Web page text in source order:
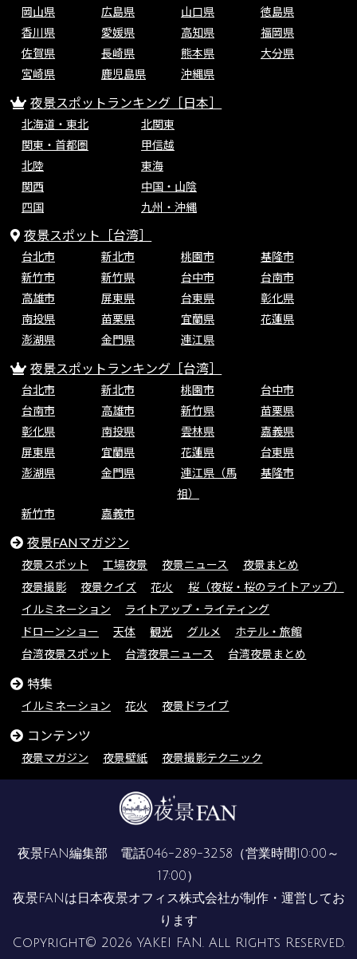
岡山県
広島県 山口県
徳島県
香川県
愛媛県 高知県
福岡県
佐賀県
長崎県 熊本県
大分県
宮崎県
鹿児島県 沖縄県
夜景スポットランキング［日本］
北海道・東北
北関東
関東・首都圏
甲信越
北陸
東海
関西
中国・山陰
四国
九州・沖縄
夜景スポット［台湾］
台北市 新北市 桃園市
基隆市
新竹市
新竹県 台中市
台南市
高雄市
屏東県 台東県
彰化県
南投県
苗栗県 宜蘭県
花蓮県
澎湖県
金門県 連江県
夜景スポットランキング［台湾］
台北市 新北市 桃園市
台中市
台南市
高雄市 新竹県
苗栗県
彰化県
南投県 雲林県
嘉義県
屏東県
宜蘭県 花蓮県
台東県
澎湖県
金門県
連江県（馬
祖）
基隆市
新竹市 嘉義市
夜景FANマガジン
夜景スポット 工場夜景 夜景ニュース
夜景まとめ
夜景撮影
夜景クイズ 花火
桜（夜桜・桜のライトアップ）
イルミネーション
ライトアップ・ライティング
ドローンショー
天体 観光 グルメ
ホテル・旅館
台湾夜景スポット
台湾夜景ニュース 台湾夜景まとめ
特集
イルミネーション 花火 夜景ドライブ
コンテンツ
夜景マガジン 夜景壁紙 夜景撮影テクニック
夜景FAN編集部 電話046-289-3258 （営業時間10:00～
17:00）
夜景FANは 日本夜景オフィス株式会社が制作・運営してお
ります
Copyright© 2026 YAKEI FAN. All Rights Reserved.